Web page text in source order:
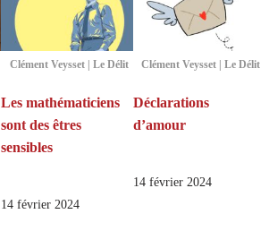
Clément Veysset | Le Délit
Les mathématiciens
sont des êtres
sensibles
14 février 2024
Clément Veysset | Le Délit
Déclarations
d’amour
14 février 2024